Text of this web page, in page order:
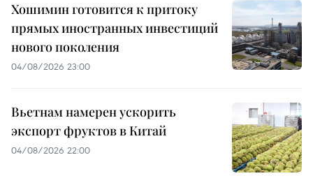
Хошимин готовится к притоку
прямых иностранных инвестиций
нового поколения
04/08/2026 23:00
Вьетнам намерен ускорить
экспорт фруктов в Китай
04/08/2026 22:00